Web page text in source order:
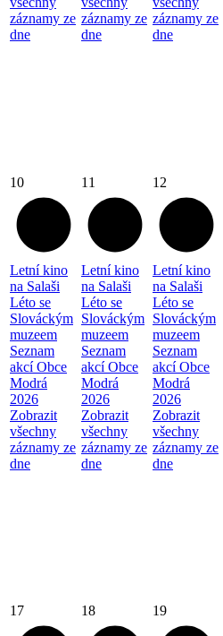
záznamy ze
dne
záznamy ze
dne
záznamy ze
dne
10
Letní kino
na Salaši
Léto se
Slováckým
muzeem
Seznam
akcí Obce
Modrá
2026
Zobrazit
všechny
záznamy ze
dne
11
Letní kino
na Salaši
Léto se
Slováckým
muzeem
Seznam
akcí Obce
Modrá
2026
Zobrazit
všechny
záznamy ze
dne
12
Letní kino
na Salaši
Léto se
Slováckým
muzeem
Seznam
akcí Obce
Modrá
2026
Zobrazit
všechny
záznamy ze
dne
17 18 19